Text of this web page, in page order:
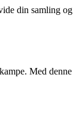
din samling og
Med denne